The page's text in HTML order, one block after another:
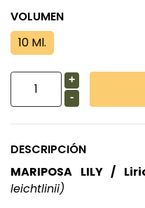
VOLUMEN
10 Ml.
+
-
DESCRIPCIÓN
MARIPOSA LILY /
leichtlinii)